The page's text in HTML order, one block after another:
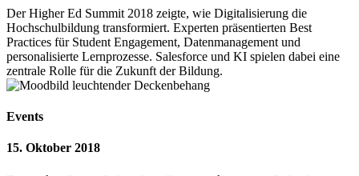
Der Higher Ed Summit 2018 zeigte, wie Digitalisierung die
Hochschulbildung transformiert. Experten präsentierten Best
Practices für Student Engagement, Datenmanagement und
personalisierte Lernprozesse. Salesforce und KI spielen dabei eine
zentrale Rolle für die Zukunft der Bildung.
Events
15. Oktober 2018